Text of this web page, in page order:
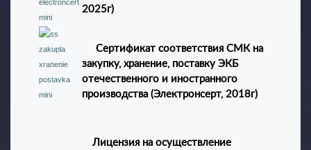
2025г)
Сертификат соответствия СМК на
закупку, хранение, поставку ЭКБ
отечественного и иностранного
производства (Электронсерт, 2018г)
Лицензия на осуществление